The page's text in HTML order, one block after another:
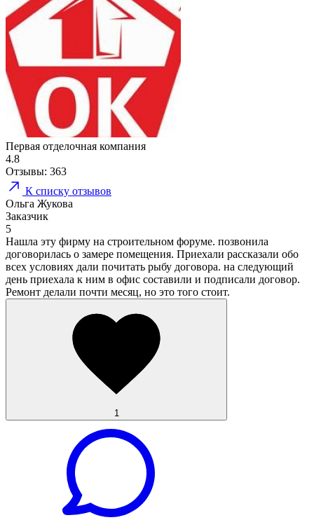
Первая отделочная компания
4.8
Отзывы: 363
К списку отзывов
Ольга Жукова
Заказчик
5
Нашла эту фирму на строительном форуме. позвонила
договорилась о замере помещения. Приехали рассказали обо
всех условиях дали почитать рыбу договора. на следующий
день приехала к ним в офис составили и подписали договор.
Ремонт делали почти месяц, но это того стоит.
1